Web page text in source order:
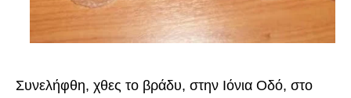
Συνελήφθη, χθες το βράδυ, στην Ιόνια Οδό, στο